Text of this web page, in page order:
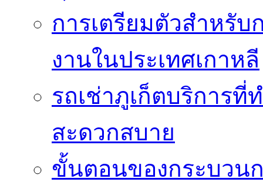
การเตรียมตัวสำหรับ
งานในประเทศเกาหลี
รถเช่าภูเก็ตบริการ
สะดวกสบาย
ขั้นตอนของกระบวน